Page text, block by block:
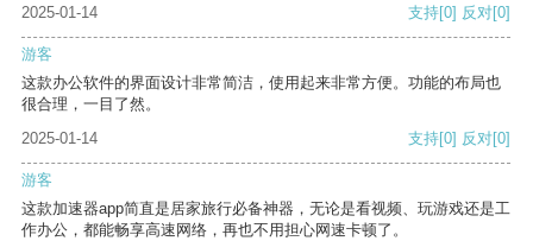
2025-01-14
支持[0] 反对[0]
游客
这款办公软件的界面设计非常简洁，使用起来非常方便。功能的布局也
很合理，一目了然。
2025-01-14
支持[0] 反对[0]
游客
这款加速器app简直是居家旅行必备神器，无论是看视频、玩游戏还是工
作办公，都能畅享高速网络，再也不用担心网速卡顿了。